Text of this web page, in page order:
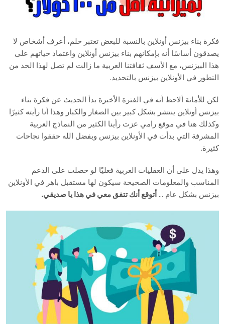
فكرة بناء بيزنس أونلاين بالنسبة للبعض تعتبر حلم، أعرف أشخاص لا
يصدقون أساسًا أنه بإمكانهم بناء بيزنس أونلاين واعتماد حياتهم على
هذا البيزنس، مع الأسف ثقافتنا العربية ما زالت لم تصل لهذا الحد من
التطور في الأونلاين بيزنس بالتحديد.
لكن للأمانة ألاحظ أنه في الفترة الأخيرة بدأ الحديث عن فكرة بناء
بيزنس أونلاين ينتشر بشكل كبير بين الصغار والكبار وهذا أنا رأيته كثيرًا
وكذلك هنا في موقع رامي عزت رأينا الكثير من النماذج العربية
المشرفة التي بدأت في الأونلاين بيزنس وبفضل الله حققوا نجاحات
كثيرة.
وهذا يدل على أن العقليات العربية فعليًا لو حصلت على الدعم
المناسب والمعلومات الصحيحة سيكون لها مستقبل باهر في الأونلاين
بيزنس بشكل عام …أتوقع أنك تتفق معي في هذا يا صديقي.